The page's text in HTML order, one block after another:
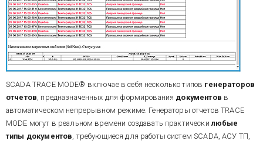
SCADA TRACE MODE® включае в себя несколько типов генераторов
отчетов, предназначенных для формирования документов в
автоматическом непрерывном режиме. Генераторы отчетов TRACE
MODE могут в реальном времени создавать практически любые
типы документов, требующиеся для работы систем SCADA, АСУ ТП,